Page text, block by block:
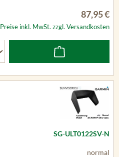
87,95 €
Preise inkl. MwSt. zzgl. Versandkosten
SG-ULT0122SV-N
normal